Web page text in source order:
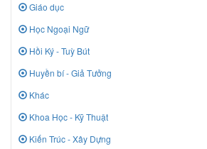
Giáo dục
Học Ngoại Ngữ
Hồi Ký - Tuỳ Bút
Huyền bí - Giả Tưởng
Khác
Khoa Học - Kỹ Thuật
Kiến Trúc - Xây Dựng